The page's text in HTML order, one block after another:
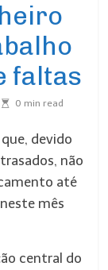
faltas
0 min read
devido
não
até
mês
central do